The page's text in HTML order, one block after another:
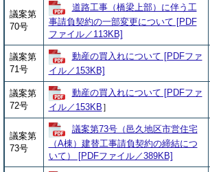
議案第
70号
道路工事（橋梁上部）に伴う工
事請負契約の一部変更について [PDF
ファイル／113KB]
議案第
71号
動産の買入れについて [PDFファ
イル／153KB]
議案第
72号
動産の買入れについて [PDFファ
イル／153KB ］
議案第
73号
議案第73号（邑久地区市営住宅
（A棟）建替工事請負契約の締結につ
いて） [PDFファイル／389KB]